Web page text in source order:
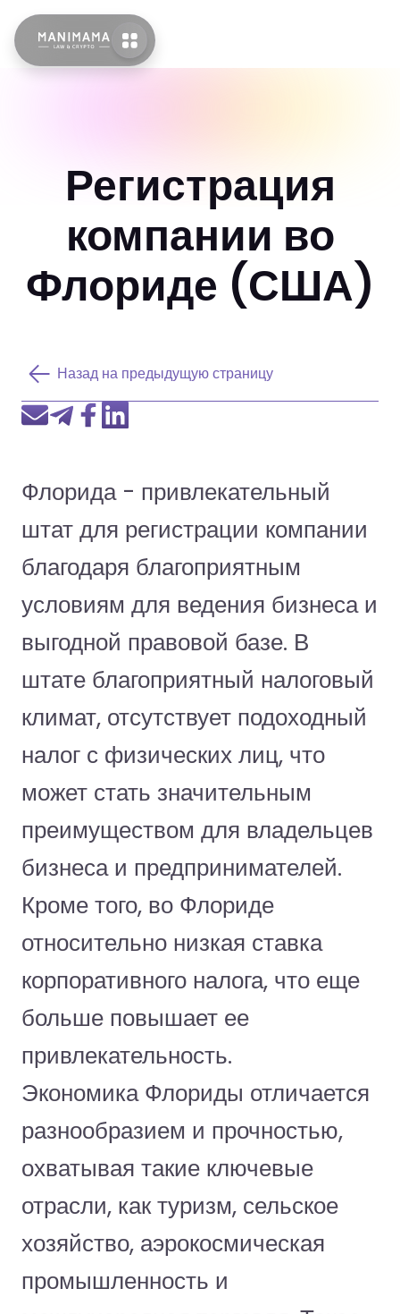
Регистрация
компании во
Флориде (США)
Назад на предыдущую страницу
Флорида - привлекательный
штат для регистрации компании
благодаря благоприятным
условиям для ведения бизнеса и
выгодной правовой базе. В
штате благоприятный налоговый
климат, отсутствует подоходный
налог с физических лиц, что
может стать значительным
преимуществом для владельцев
бизнеса и предпринимателей.
Кроме того, во Флориде
относительно низкая ставка
корпоративного налога, что еще
больше повышает ее
привлекательность.
Экономика Флориды отличается
разнообразием и прочностью,
охватывая такие ключевые
отрасли, как туризм, сельское
хозяйство, аэрокосмическая
промышленность и